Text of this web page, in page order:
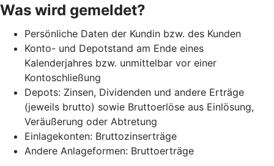
Was wird gemeldet?
Persönliche Daten der Kundin bzw. des Kunden
Konto- und Depotstand am Ende eines
Kalenderjahres bzw. unmittelbar vor einer
Kontoschließung
Depots: Zinsen, Dividenden und andere Erträge
(jeweils brutto) sowie Bruttoerlöse aus Einlösung,
Veräußerung oder Abtretung
Einlagekonten: Bruttozinserträge
Andere Anlageformen: Bruttoerträge